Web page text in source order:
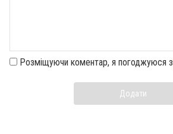
Розміщуючи коментар, я погоджуюся з
Додати